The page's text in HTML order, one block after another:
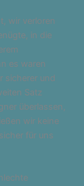
wir verloren
in die
es waren
sicherer und
Satz
überlassen,
wir keine
für uns